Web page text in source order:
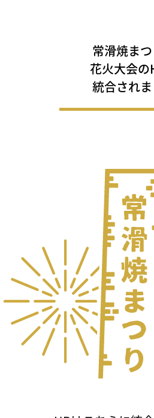
常滑焼ま
花火大会の
統合され